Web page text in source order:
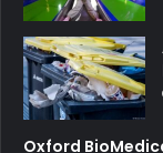
Oxford